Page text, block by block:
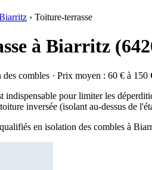
› Toiture-terrasse
à Biarritz
combles · Prix moyen : 60 € à 150
indispensable pour limiter les
inversée (isolant au-dessus de
en isolation des combles à